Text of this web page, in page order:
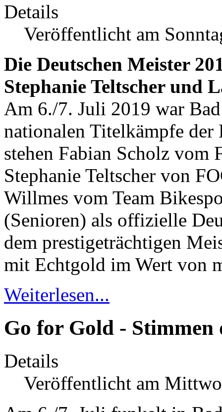
Details
Veröffentlicht am
Die Deutschen Meister
Stephanie Teltscher und
Am 6./7. Juli 2019 war
nationalen Titelkämpfe
stehen Fabian Scholz vom
Stephanie Teltscher von
Willmes vom Team
(Senioren) als offizielle
dem prestigeträchtigen
mit Echtgold im Wert von
Weiterlesen...
Go for Gold -
Details
Veröffentlicht am